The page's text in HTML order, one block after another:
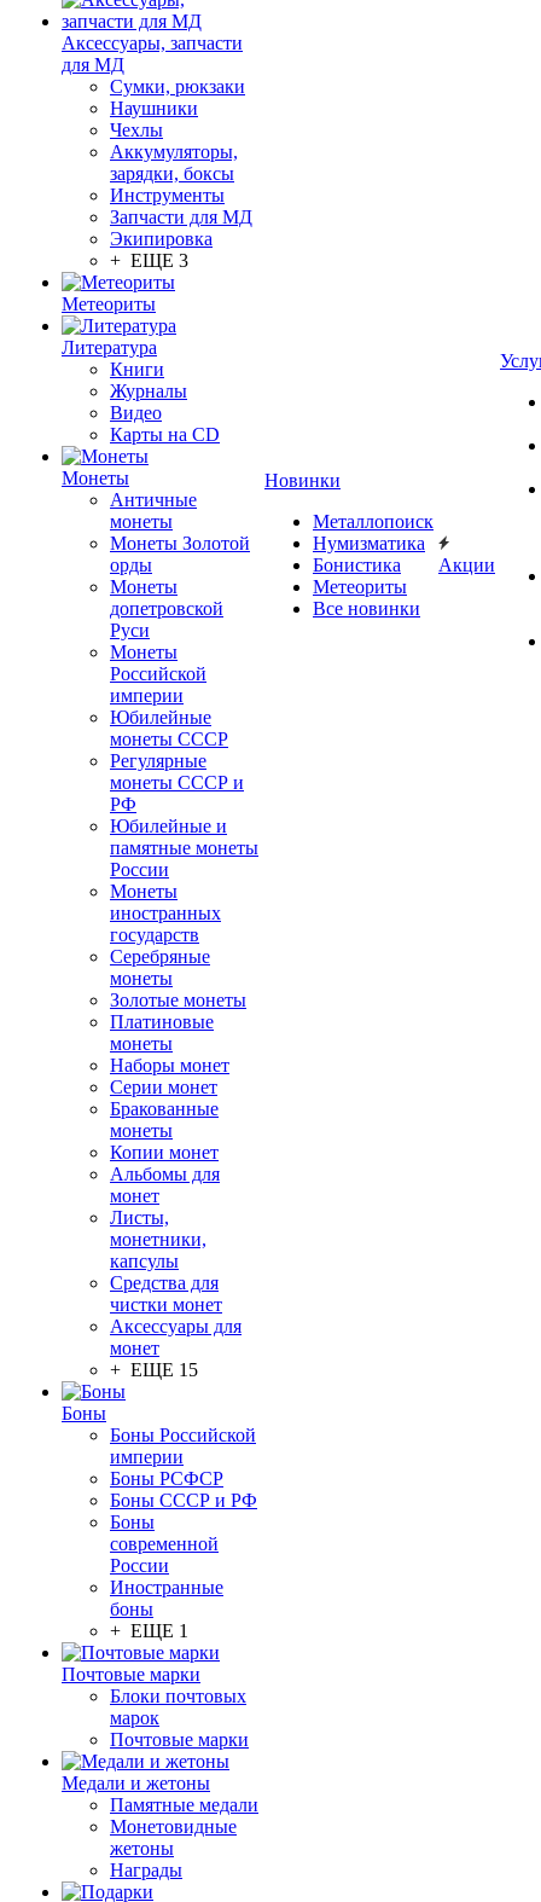
Аксессуары, запчасти
для МД
Сумки, рюкзаки
Наушники
Чехлы
Аккумуляторы,
зарядки, боксы
Инструменты
Запчасти для МД
Экипировка
+ ЕЩЕ 3
Метеориты
Литература
Книги
Журналы
Видео
Карты на CD
Монеты
Античные
монеты
Монеты Золотой
орды
Монеты
допетровской
Руси
Монеты
Российской
империи
Юбилейные
монеты СССР
Регулярные
монеты СССР и
РФ
Юбилейные и
памятные монеты
России
Монеты
иностранных
государств
Серебряные
монеты
Золотые монеты
Платиновые
монеты
Наборы монет
Серии монет
Бракованные
монеты
Копии монет
Альбомы для
монет
Листы,
монетники,
капсулы
Средства для
чистки монет
Аксессуары для
монет
+ ЕЩЕ 15
Боны
Боны Российской
империи
Боны РСФСР
Боны СССР и РФ
Боны
современной
России
Иностранные
боны
+ ЕЩЕ 1
Почтовые марки
Блоки почтовых
марок
Почтовые марки
Медали и жетоны
Памятные медали
Монетовидные
жетоны
Награды
Новинки
Металлопоиск
Нумизматика
Бонистика
Метеориты
Все новинки
Акции